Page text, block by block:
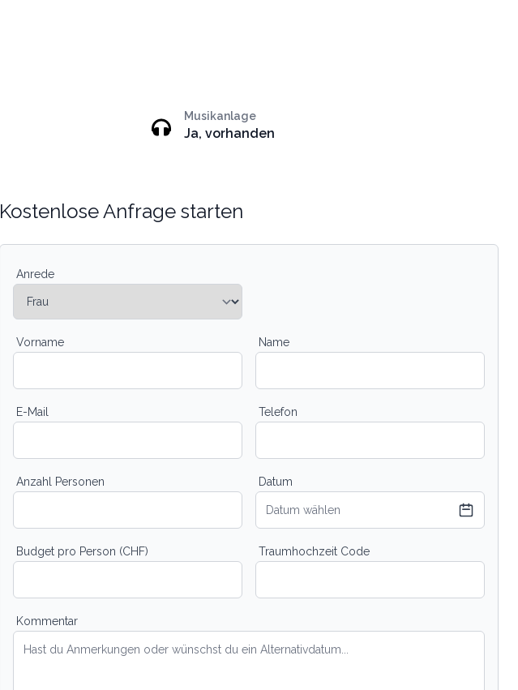
Musikanlage
Ja, vorhanden
Kostenlose Anfrage starten
Anrede
Vorname Name
E-Mail Telefon
Anzahl Personen Datum
Datum wählen
Budget pro Person (CHF) Traumhochzeit Code
Kommentar